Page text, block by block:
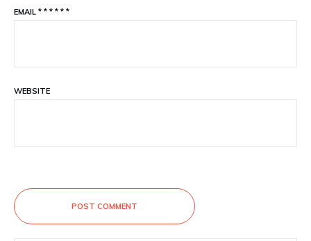
EMAIL * * * * * *
WEBSITE
POST COMMENT